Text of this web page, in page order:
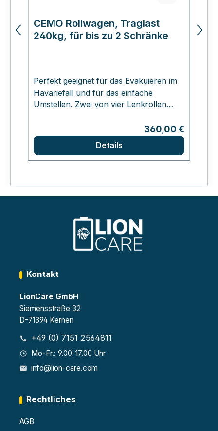
CEMO Rollwagen, Traglast
240kg, für bis zu 2 Schränke
Perfekt geeignet für das Evakuieren im
Havariefall und für das einfache
Umstellen. Zwei von vier Lenkrollen
Regulärer Preis:
360,00 €
Details
Kontakt
LionCare GmbH
Siemensstraße 32
D-71394 Kernen
+49 (0) 7151 2564811
Mo-Fr.: 9.00-17.00 Uhr
info@lion-care.com
Rechtliches
AGB